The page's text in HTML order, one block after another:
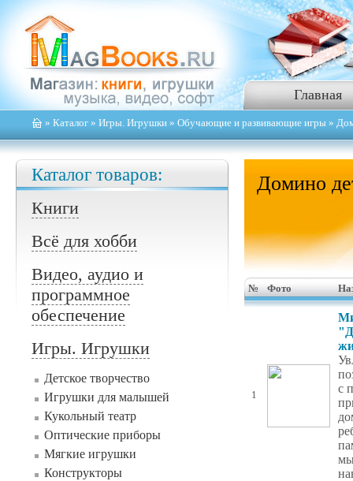
Главная
» Каталог » Игры. Игрушки » Обучающие и развивающие игры »
Каталог товаров:
Книги
Всё для хобби
Видео, аудио и
программное
обеспечение
Игры. Игрушки
Детское творчество
Игрушки для малышей
Кукольный театр
Оптические приборы
Мягкие игрушки
Конструкторы
Домино
№ Фото
1
с